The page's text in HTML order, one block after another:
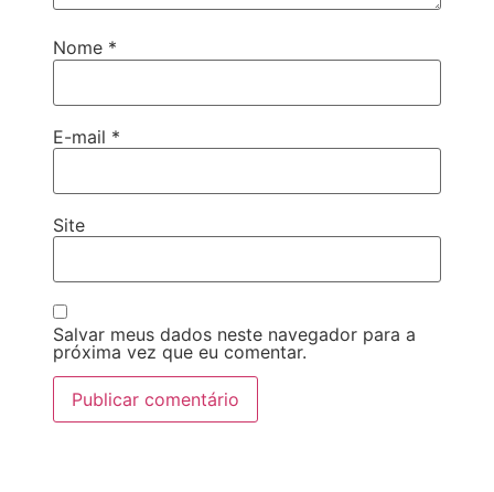
Nome *
E-mail *
Site
Salvar meus dados neste navegador para a
próxima vez que eu comentar.